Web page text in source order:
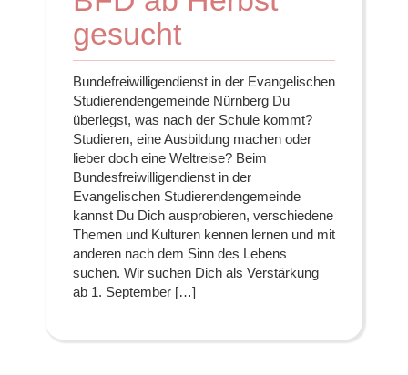
gesucht
Bundefreiwilligendienst in der Evangelischen
Studierendengemeinde Nürnberg Du
überlegst, was nach der Schule kommt?
Studieren, eine Ausbildung machen oder
lieber doch eine Weltreise? Beim
Bundesfreiwilligendienst in der
Evangelischen Studierendengemeinde
kannst Du Dich ausprobieren, verschiedene
Themen und Kulturen kennen lernen und mit
anderen nach dem Sinn des Lebens
suchen. Wir suchen Dich als Verstärkung
ab 1. September […]